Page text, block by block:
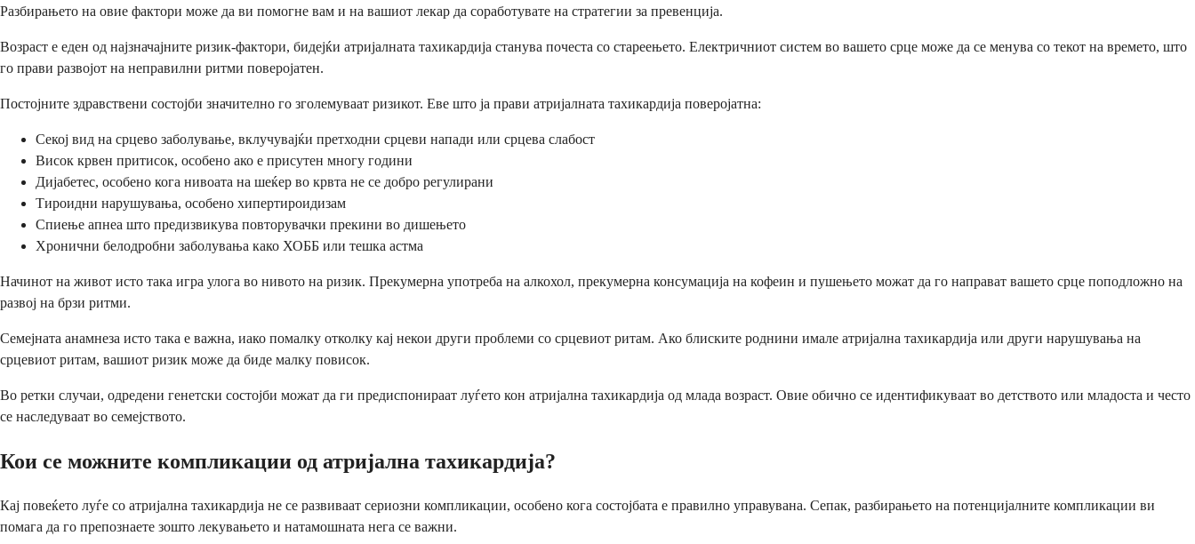
Разбирањето на овие фактори може да ви помогне вам и на вашиот лекар да соработувате на стратегии за превенција.
Возраст е еден од најзначајните ризик-фактори, бидејќи атријалната тахикардија станува почеста со стареењето. Електричниот систем во вашето срце може да се менува со текот на времето, што
го прави развојот на неправилни ритми поверојатен.
Постојните здравствени состојби значително го зголемуваат ризикот. Еве што ја прави атријалната тахикардија поверојатна:
Секој вид на срцево заболување, вклучувајќи претходни срцеви напади или срцева слабост
Висок крвен притисок, особено ако е присутен многу години
Дијабетес, особено кога нивоата на шеќер во крвта не се добро регулирани
Тироидни нарушувања, особено хипертироидизам
Спиење апнеа што предизвикува повторувачки прекини во дишењето
Хронични белодробни заболувања како ХОББ или тешка астма
Начинот на живот исто така игра улога во нивото на ризик. Прекумерна употреба на алкохол, прекумерна консумација на кофеин и пушењето можат да го направат вашето срце поподложно на
развој на брзи ритми.
Семејната анамнеза исто така е важна, иако помалку отколку кај некои други проблеми со срцевиот ритам. Ако блиските роднини имале атријална тахикардија или други нарушувања на
срцевиот ритам, вашиот ризик може да биде малку повисок.
Во ретки случаи, одредени генетски состојби можат да ги предиспонираат луѓето кон атријална тахикардија од млада возраст. Овие обично се идентификуваат во детството или младоста и често
се наследуваат во семејството.
Кои се можните компликации од атријална тахикардија?
Кај повеќето луѓе со атријална тахикардија не се развиваат сериозни компликации, особено кога состојбата е правилно управувана. Сепак, разбирањето на потенцијалните компликации ви
помага да го препознаете зошто лекувањето и натамошната нега се важни.